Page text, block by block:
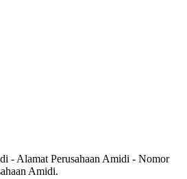
- Alamat Perusahaan Amidi - Nomor
Amidi.